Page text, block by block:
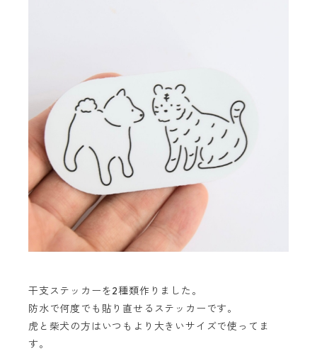
干支ステッカーを2種類作りました。
防水で何度でも貼り直せるステッカーです。
虎と柴犬の方はいつもより大きいサイズで使ってま
す。